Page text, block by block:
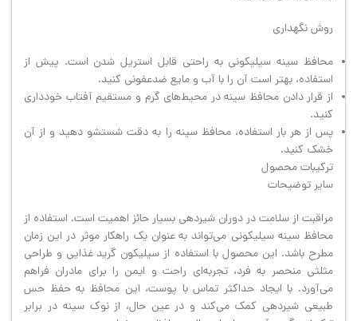
روش نگهداری
محافظ سینه سیلیکونی به راحتی قابل استریل شدن است. پیش از
استفاده، بهتر است آن را با آب و مایع ضدعفونی کنید.
از قرار دادن محافظ سینه در محیط‌های گرم و مستقیم آفتاب خودداری
کنید.
پس از هر بار استفاده، محافظ سینه را به دقت شستشو دهید و از آن
خشک کنید.
ترکیبات محصول
سایر توضیحات
مراقبت از سلامت در دوران شیردهی بسیار حائز اهمیت است. استفاده از
محافظ سینه سیلیکونی می‌تواند به عنوان یک راهکار موثر در این زمان
مطرح باشد. این محصول با استفاده از سیلیکون گرید غذایی و طراحی
مثلثی منحصر به فرد، تجربه‌ای راحت و ایمن را برای مادران فراهم
می‌آورد. با ایجاد حداکثر تماس با پوست، این محافظ به حفظ حس
طبیعی شیردهی کمک می‌کند و در عین حال، از نوک سینه در برابر